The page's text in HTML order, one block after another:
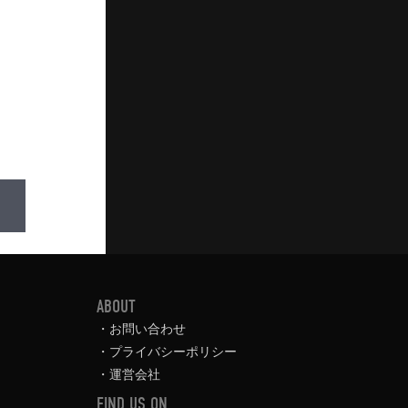
ABOUT
お問い合わせ
プライバシーポリシー
運営会社